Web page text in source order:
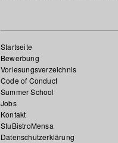
Startseite
Bewerbung
Vorlesungsverzeichnis
Code of Conduct
Summer School
Jobs
Kontakt
StuBistroMensa
Datenschutzerklärung